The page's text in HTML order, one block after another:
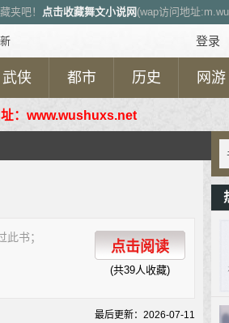
夹吧！ 点击收藏舞文小说网 (wap访问地址
登录
武侠 都市 历史 网游
：www.wushuxs.net
此书；
点击阅读
(共39人收藏)
最后更新：2026-07-11